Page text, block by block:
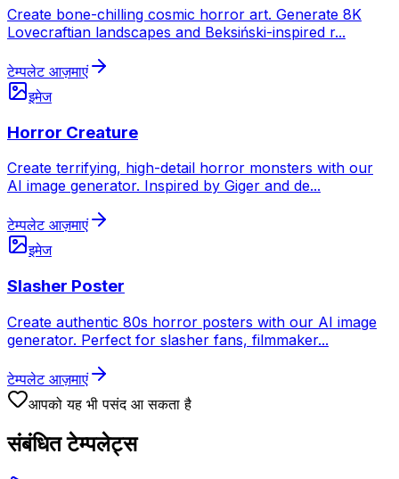
Create bone-chilling cosmic horror art. Generate 8K
Lovecraftian landscapes and Beksiński-inspired r...
टेम्पलेट आज़माएं
इमेज
Horror Creature
Create terrifying, high-detail horror monsters with our
AI image generator. Inspired by Giger and de...
टेम्पलेट आज़माएं
इमेज
Slasher Poster
Create authentic 80s horror posters with our AI image
generator. Perfect for slasher fans, filmmaker...
टेम्पलेट आज़माएं
आपको यह भी पसंद आ सकता है
संबंधित टेम्पलेट्स